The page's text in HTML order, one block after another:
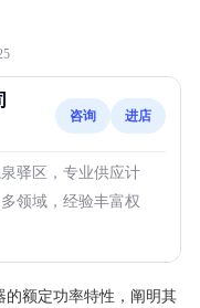
咨询 进店
驿区，专业供应计
领域，经验丰富权
的额定功率特性，阐明其